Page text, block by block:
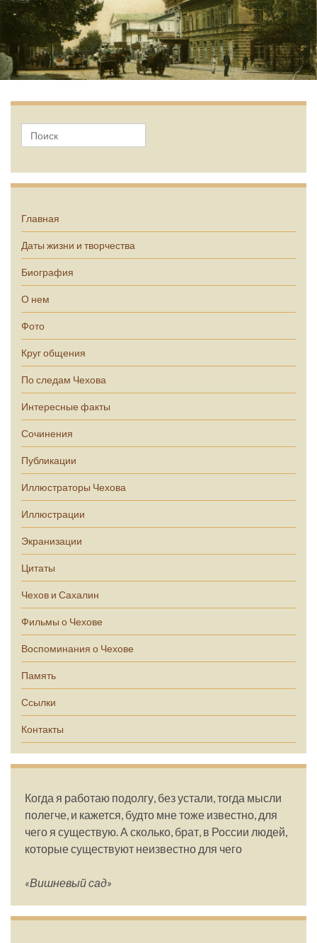
Главная
Даты жизни и творчества
Биография
О нем
Фото
Круг общения
По следам Чехова
Интересные факты
Сочинения
Публикации
Иллюстраторы Чехова
Иллюстрации
Экранизации
Цитаты
Чехов и Сахалин
Фильмы о Чехове
Воспоминания о Чехове
Память
Ссылки
Контакты
Когда я работаю подолгу, без устали, тогда мысли
полегче, и кажется, будто мне тоже известно, для
чего я существую. А сколько, брат, в России людей,
которые существуют неизвестно для чего
«Вишневый сад»